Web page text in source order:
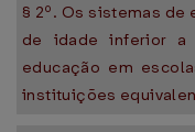
§ 2º. Os sistemas de
de idade inferior a
educação em
instituições